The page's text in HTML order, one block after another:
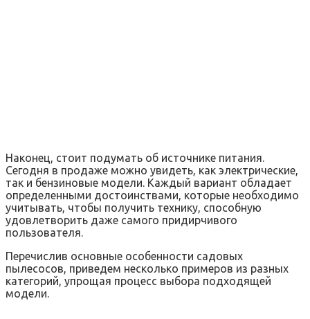
Наконец, стоит подумать об источнике питания.
Сегодня в продаже можно увидеть, как электрические,
так и бензиновые модели. Каждый вариант обладает
определенными достоинствами, которые необходимо
учитывать, чтобы получить технику, способную
удовлетворить даже самого придирчивого
пользователя.
Перечислив основные особенности садовых
пылесосов, приведем несколько примеров из разных
категорий, упрощая процесс выбора подходящей
модели.